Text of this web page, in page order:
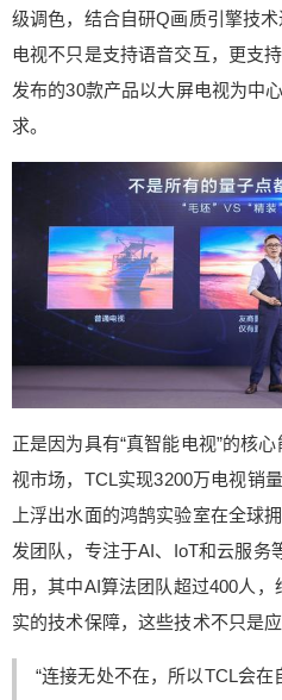
级调色，结合自研Q画质引擎技
电视不只是支持语音交互，更支
发布的30款产品以大屏电视为中
求。
正是因为具有“真智能电视”的核
视市场，TCL实现3200万电视销
上浮出水面的鸿鹄实验室在全球
发团队，专注于AI、IoT和云服务
用，其中AI算法团队超过400人
实的技术保障，这些技术不只是
“连接无处不在，所以TCL会